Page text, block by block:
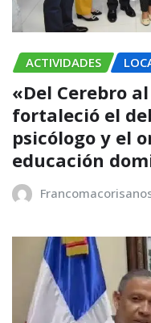
ACTIVIDADES
«Del Cerebro
fortaleció el
psicólogo y el
educación